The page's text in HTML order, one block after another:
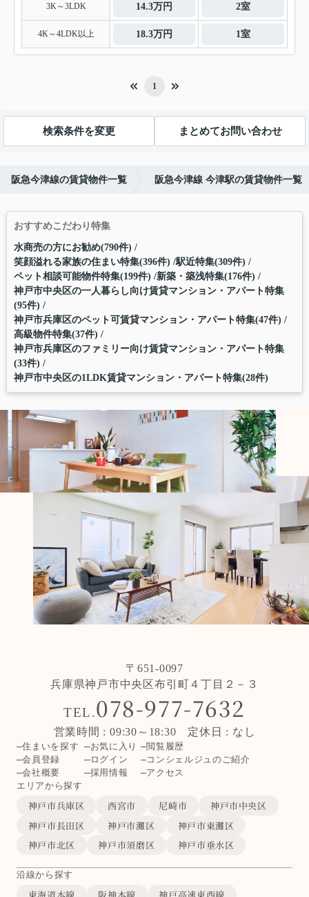
3K～3LDK 14.3万円 2室
4K～4LDK以上 18.3万円 1室
1
検索条件を変更 まとめてお問い合わせ
阪急今津線の賃貸物件一覧 阪急今津線 今津駅の賃貸物件一覧
おすすめこだわり特集
水商売の方にお勧め(790件)
笑顔溢れる家族の住まい特集(396件) 駅近特集(309件)
ペット相談可能物件特集(199件) 新築・築浅特集(176件)
神戸市中央区の一人暮らし向け賃貸マンション・アパート特集
(95件)
神戸市兵庫区のペット可賃貸マンション・アパート特集(47件)
高級物件特集(37件)
神戸市兵庫区のファミリー向け賃貸マンション・アパート特集
(33件)
神戸市中央区の1LDK賃貸マンション・アパート特集(28件)
〒651-0097
兵庫県神戸市中央区布引町４丁目２－３
TEL.078-977-7632
営業時間 : 09:30～18:30 定休日 : なし
住まいを探す お気に入り
閲覧履歴
会員登録
ログイン
コンシェルジュのご紹介
会社概要
採用情報
アクセス
エリアから探す
神戸市兵庫区 西宮市 尼崎市
神戸市中央区
神戸市長田区
神戸市灘区
神戸市東灘区
神戸市北区
神戸市須磨区 神戸市垂水区
沿線から探す